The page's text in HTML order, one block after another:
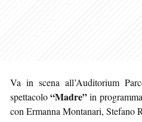
Va in scena all’Auditorium
spettacolo“Madre”in programma
con Ermanna Montanari, Stefano